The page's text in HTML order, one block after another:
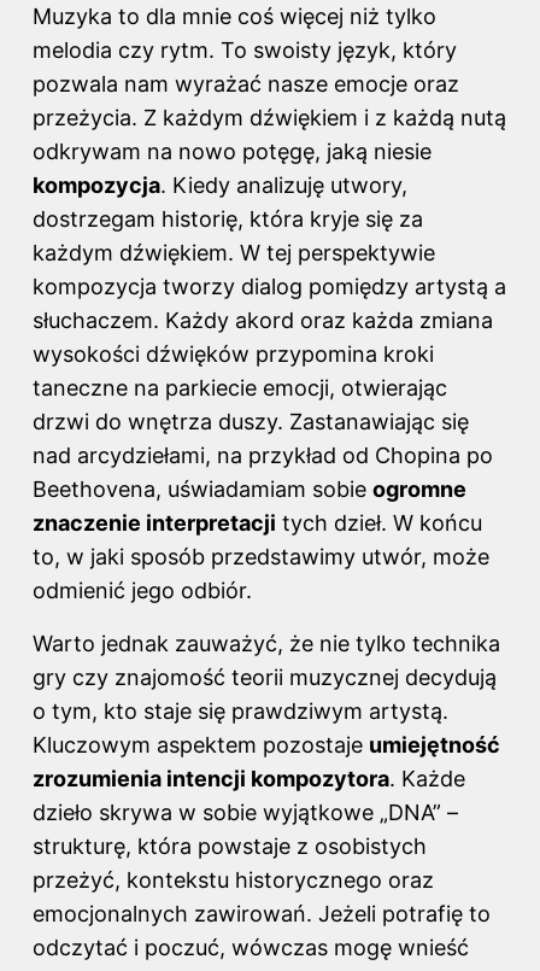
Muzyka to dla mnie coś więcej niż tylko
melodia czy rytm. To swoisty język, który
pozwala nam wyrażać nasze emocje oraz
przeżycia. Z każdym dźwiękiem i z każdą nutą
odkrywam na nowo potęgę, jaką niesie
kompozycja. Kiedy analizuję utwory,
dostrzegam historię, która kryje się za
każdym dźwiękiem. W tej perspektywie
kompozycja tworzy dialog pomiędzy artystą a
słuchaczem. Każdy akord oraz każda zmiana
wysokości dźwięków przypomina kroki
taneczne na parkiecie emocji, otwierając
drzwi do wnętrza duszy. Zastanawiając się
nad arcydziełami, na przykład od Chopina po
Beethovena, uświadamiam sobie ogromne
znaczenie interpretacji tych dzieł. W końcu
to, w jaki sposób przedstawimy utwór, może
odmienić jego odbiór.
Warto jednak zauważyć, że nie tylko technika
gry czy znajomość teorii muzycznej decydują
o tym, kto staje się prawdziwym artystą.
Kluczowym aspektem pozostaje umiejętność
zrozumienia intencji kompozytora. Każde
dzieło skrywa w sobie wyjątkowe „DNA” –
strukturę, która powstaje z osobistych
przeżyć, kontekstu historycznego oraz
emocjonalnych zawirowań. Jeżeli potrafię to
odczytać i poczuć, wówczas mogę wnieść